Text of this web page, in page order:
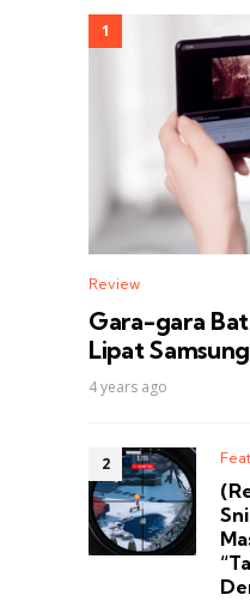
Review
Gara-gara
Lipat
4 years ago